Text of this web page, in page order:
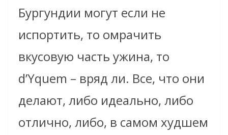
Бургундии могут если не
испортить, то омрачить
вкусовую часть ужина, то
d’Yquem – вряд ли. Все, что они
делают, либо идеально, либо
отлично, либо, в самом худшем